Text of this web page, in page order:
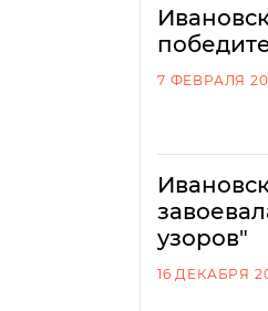
7 ФЕВРАЛЯ
узоров"
16 ДЕКАБРЯ